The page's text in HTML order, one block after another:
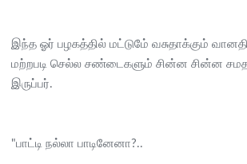
இந்த ஓர் பழகத்தில் மட்டுமே் வசுதாக்கும்
மற்றபடி செல்ல சண்டைகளும் சின்ன சின்ன
இருப்பர்.
"பாட்டி நல்லா பாடினேனா?..